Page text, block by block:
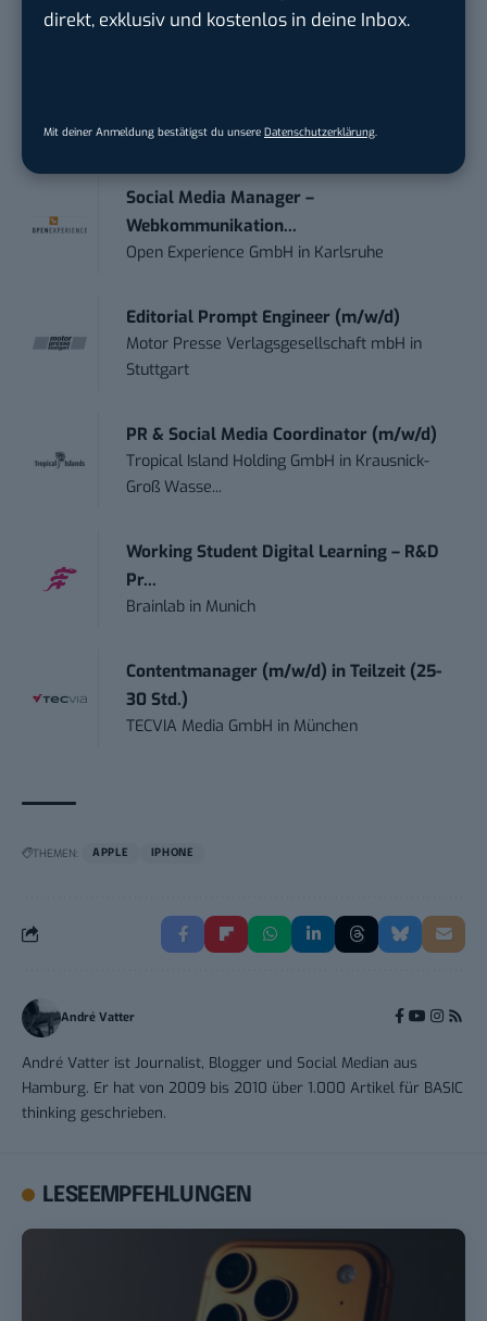
direkt, exklusiv und kostenlos in deine Inbox.
Mit deiner Anmeldung bestätigst du unsere Datenschutzerklärung.
trendtours Holding GmbH inEschborn
Wave In Motion GmbHinKöln, Köln
Social Media Manager –
Webkommunikation...
Open Experience GmbH in Karlsruhe
Editorial Prompt Engineer (m/w/d)
Motor Presse Verlagsgesellschaft mbH in
Stuttgart
PR & Social Media Coordinator (m/w/d)
Tropical Island Holding GmbH in Krausnick-
Groß Wasse...
Working Student Digital Learning – R&D
Pr...
Brainlab in Munich
Contentmanager (m/w/d) in Teilzeit (25-
30 Std.)
TECVIA Media GmbH in München
THEMEN: APPLE IPHONE
André Vatter
André Vatter ist Journalist, Blogger und Social Median aus
Hamburg. Er hat von 2009 bis 2010 über 1.000 Artikel für BASIC
thinking geschrieben.
LESEEMPFEHLUNGEN